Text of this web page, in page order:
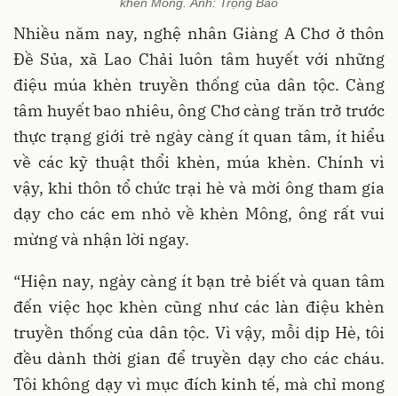
khèn Mông. Ảnh: Trọng Bảo
Nhiều năm nay, nghệ nhân Giàng A Chơ ở thôn
Đề Sủa, xã Lao Chải luôn tâm huyết với những
điệu múa khèn truyền thống của dân tộc. Càng
tâm huyết bao nhiêu, ông Chơ càng trăn trở trước
thực trạng giới trẻ ngày càng ít quan tâm, ít hiểu
về các kỹ thuật thổi khèn, múa khèn. Chính vì
vậy, khi thôn tổ chức trại hè và mời ông tham gia
dạy cho các em nhỏ về khèn Mông, ông rất vui
mừng và nhận lời ngay.
“Hiện nay, ngày càng ít bạn trẻ biết và quan tâm
đến việc học khèn cũng như các làn điệu khèn
truyền thống của dân tộc. Vì vậy, mỗi dịp Hè, tôi
đều dành thời gian để truyền dạy cho các cháu.
Tôi không dạy vì mục đích kinh tế, mà chỉ mong